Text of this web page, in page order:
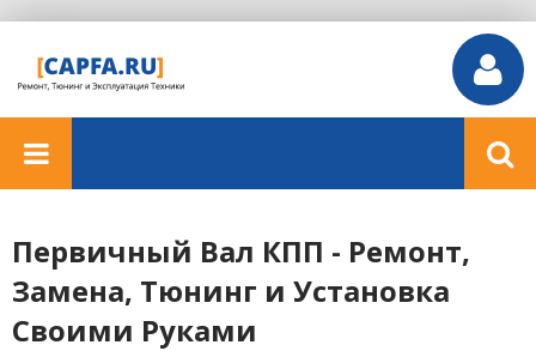
Первичный Вал КПП - Ремонт,
Замена, Тюнинг и Установка
Своими Руками